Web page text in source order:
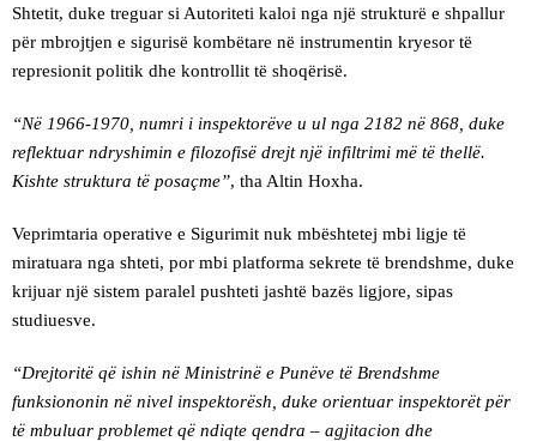
Shtetit, duke treguar si Autoriteti kaloi nga një strukturë e shpallur
për mbrojtjen e sigurisë kombëtare në instrumentin kryesor të
represionit politik dhe kontrollit të shoqërisë.
“Në 1966-1970, numri i inspektorëve u ul nga 2182 në 868, duke
reflektuar ndryshimin e filozofisë drejt një infiltrimi më të thellë.
Kishte struktura të posaçme”, tha Altin Hoxha.
Veprimtaria operative e Sigurimit nuk mbështetej mbi ligje të
miratuara nga shteti, por mbi platforma sekrete të brendshme, duke
krijuar një sistem paralel pushteti jashtë bazës ligjore, sipas
studiuesve.
“Drejtoritë që ishin në Ministrinë e Punëve të Brendshme
funksiononin në nivel inspektorësh, duke orientuar inspektorët për
të mbuluar problemet që ndiqte qendra – agjitacion dhe